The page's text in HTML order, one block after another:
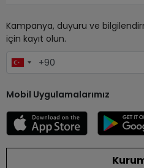
Kampanya, duyuru ve
için kayıt olun.
Mobil Uygulamalarımız